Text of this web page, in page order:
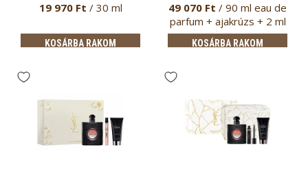
19 970 Ft / 30 ml
KOSÁRBA RAKOM
49 070 Ft / 90 ml eau de
parfum + ajakrúzs + 2 ml
…
KOSÁRBA RAKOM